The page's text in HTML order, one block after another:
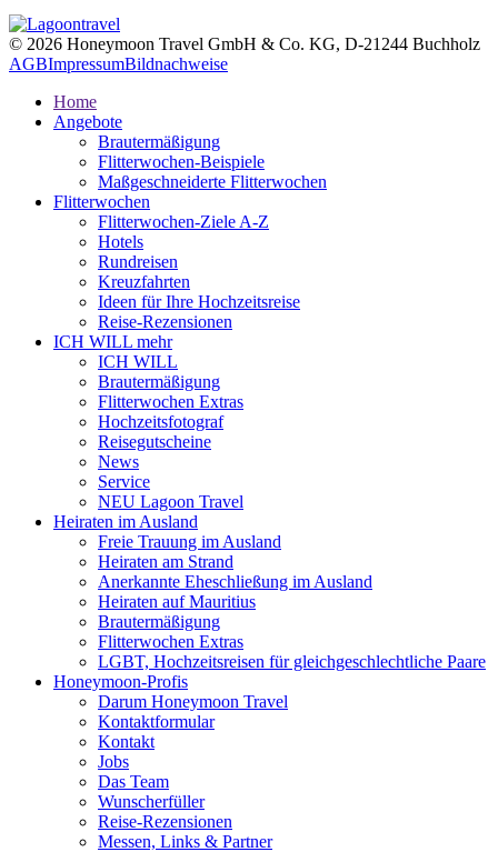
© 2026 Honeymoon Travel GmbH & Co. KG, D-21244 Buchholz
AGBImpressumBildnachweise
Home
Angebote
Brautermäßigung
Flitterwochen-Beispiele
Maßgeschneiderte Flitterwochen
Flitterwochen
Flitterwochen-Ziele A-Z
Hotels
Rundreisen
Kreuzfahrten
Ideen für Ihre Hochzeitsreise
Reise-Rezensionen
ICH WILL mehr
ICH WILL
Brautermäßigung
Flitterwochen Extras
Hochzeitsfotograf
Reisegutscheine
News
Service
NEU Lagoon Travel
Heiraten im Ausland
Freie Trauung im Ausland
Heiraten am Strand
Anerkannte Eheschließung im Ausland
Heiraten auf Mauritius
Brautermäßigung
Flitterwochen Extras
LGBT, Hochzeitsreisen für gleichgeschlechtliche Paare
Honeymoon-Profis
Darum Honeymoon Travel
Kontaktformular
Kontakt
Jobs
Das Team
Wunscherfüller
Reise-Rezensionen
Messen, Links & Partner